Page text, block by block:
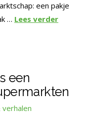
een pakje
… Lees verder
een
verhalen